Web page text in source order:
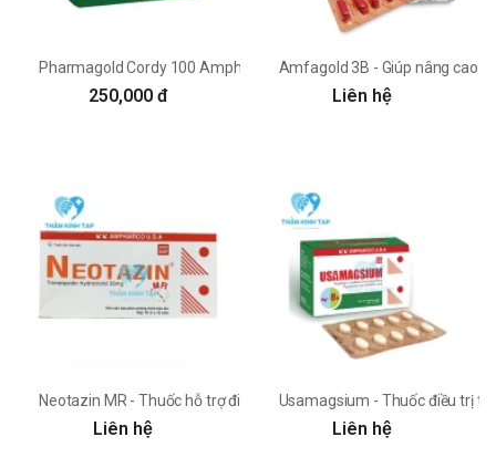
Pharmagold Cordy 100 Ampharco
250,000 đ
Amfagold 3B - Giúp nâng cao
Liên hệ
Neotazin MR - Thuốc hỗ trợ điều trị cơn đau thắt ngực
Liên hệ
Usamagsium - Thuốc điều trị
Liên hệ